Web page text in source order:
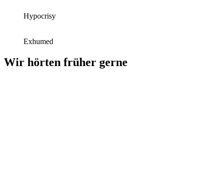
Hypocrisy
Exhumed
Wir hörten früher gerne